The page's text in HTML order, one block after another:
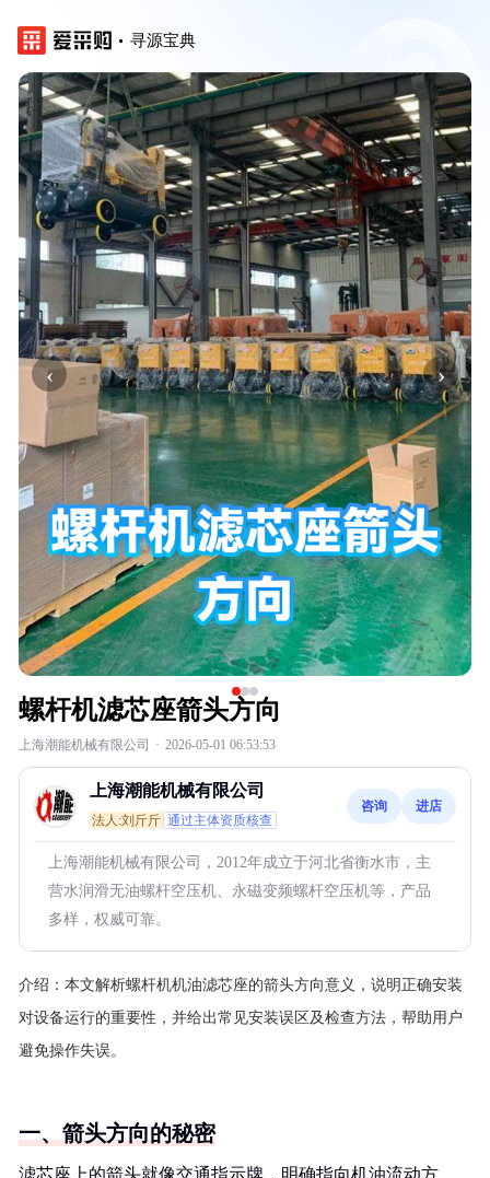
寻源宝典
‹ ›
螺杆机滤芯座箭头方向
上海潮能机械有限公司 · 2026-05-01 06:53:53
上海潮能机械有限公司
法人:刘斤斤 通过主体资质核查
咨询 进店
上海潮能机械有限公司，2012年成立于河北省衡水市，主
营水润滑无油螺杆空压机、永磁变频螺杆空压机等，产品
多样，权威可靠。
介绍： 本文解析螺杆机机油滤芯座的箭头方向意义，说明正确安装
对设备运行的重要性，并给出常见安装误区及检查方法，帮助用户
避免操作失误。
一、箭头方向的秘密
滤芯座上的箭头就像交通指示牌，明确指向机油流动方